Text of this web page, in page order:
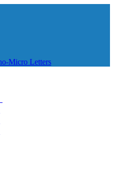
Micro Letters